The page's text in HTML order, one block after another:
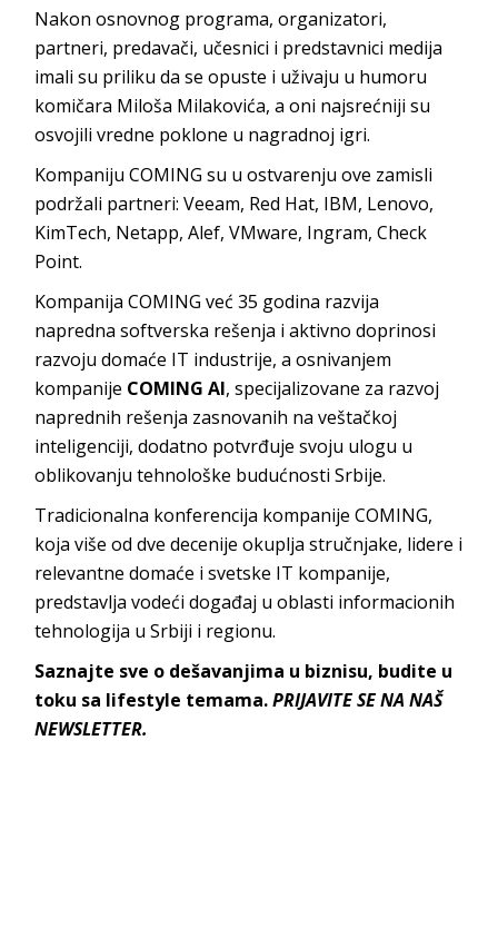
Nakon osnovnog programa, organizatori,
partneri, predavači, učesnici i predstavnici medija
imali su priliku da se opuste i uživaju u humoru
komičara Miloša Milakovića, a oni najsrećniji su
osvojili vredne poklone u nagradnoj igri.
Kompaniju COMING su u ostvarenju ove zamisli
podržali partneri: Veeam, Red Hat, IBM, Lenovo,
KimTech, Netapp, Alef, VMware, Ingram, Check
Point.
Kompanija COMING već 35 godina razvija
napredna softverska rešenja i aktivno doprinosi
razvoju domaće IT industrije, a osnivanjem
kompanije COMING AI, specijalizovane za razvoj
naprednih rešenja zasnovanih na veštačkoj
inteligenciji, dodatno potvrđuje svoju ulogu u
oblikovanju tehnološke budućnosti Srbije.
Tradicionalna konferencija kompanije COMING,
koja više od dve decenije okuplja stručnjake, lidere i
relevantne domaće i svetske IT kompanije,
predstavlja vodeći događaj u oblasti informacionih
tehnologija u Srbiji i regionu.
Saznajte sve o dešavanjima u biznisu, budite u
toku sa lifestyle temama.PRIJAVITE SE NA NAŠ
NEWSLETTER.